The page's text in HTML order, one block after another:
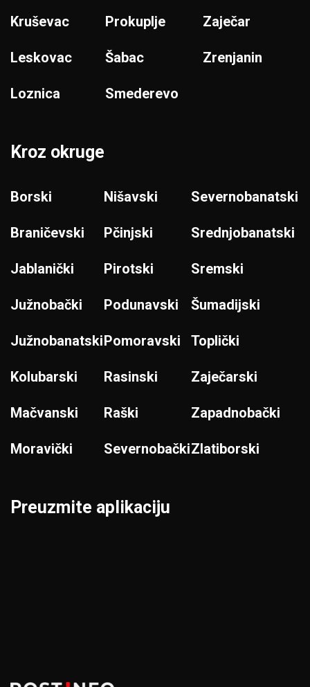
Kruševac
Leskovac
Loznica
Prokuplje
Šabac
Smederevo
Zaječar
Zrenjanin
Kroz okruge
Borski
Braničevski
Jablanički
Južnobački
Južnobanatski
Kolubarski
Mačvanski
Moravički
Nišavski
Pčinjski
Pirotski
Podunavski
Pomoravski
Rasinski
Raški
Severnobački
Severnobanatski
Srednjobanatski
Sremski
Šumadijski
Toplički
Zaječarski
Zapadnobački
Zlatiborski
Preuzmite aplikaciju